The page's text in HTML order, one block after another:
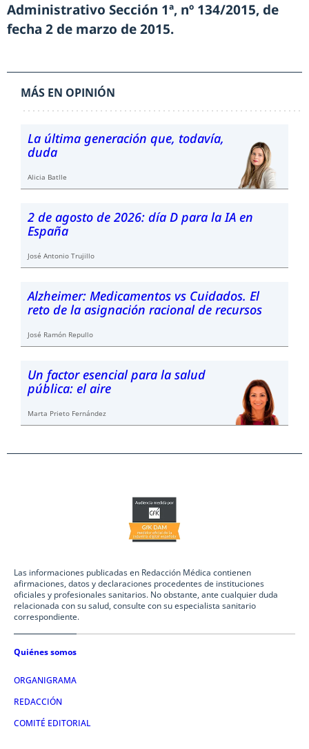
Administrativo Sección 1ª, nº 134/2015, de
fecha 2 de marzo de 2015.
MÁS EN OPINIÓN
La última generación que, todavía,
duda
Alicia Batlle
2 de agosto de 2026: día D para la IA en
España
José Antonio Trujillo
Alzheimer: Medicamentos vs Cuidados. El
reto de la asignación racional de recursos
José Ramón Repullo
Un factor esencial para la salud
pública: el aire
Marta Prieto Fernández
Las informaciones publicadas en Redacción Médica contienen
afirmaciones, datos y declaraciones procedentes de instituciones
oficiales y profesionales sanitarios. No obstante, ante cualquier duda
relacionada con su salud, consulte con su especialista sanitario
correspondiente.
Quiénes somos
ORGANIGRAMA
REDACCIÓN
COMITÉ EDITORIAL